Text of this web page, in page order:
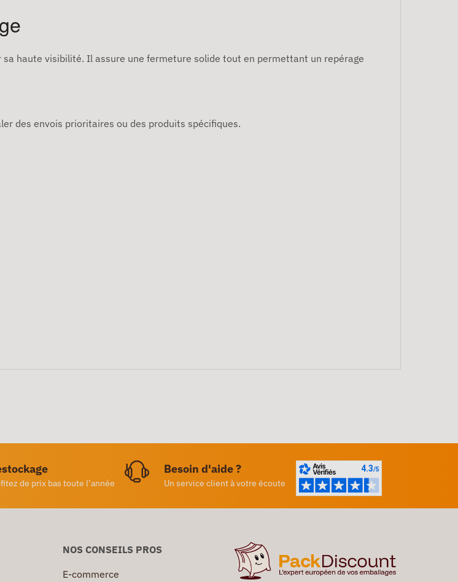
haute visibilité. Il assure une fermeture solide tout en permettant un repérage
des envois prioritaires ou des produits spécifiques.
de prix bas toute l’année
Besoin d'aide ?
Un service client à votre écoute
NOS CONSEILS PROS
E-commerce